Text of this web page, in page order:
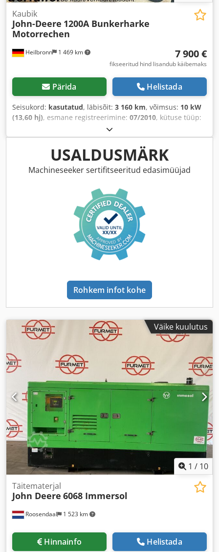
Heilbronn 1 469 km
Kaubik
John-Deere 1200A Bunkerharke
Motorrechen
7 900 €
fikseeritud hind lisandub käibemaks
Pärida Helistada
Seisukord: kasutatud, läbisõit: 3 160 km, võimsus: 10 kW
(13,60 hj), esmane registreerimine: 07/2010, kütuse tüüp:
, ülekande tüüp:
vedrustus:muu, istekohtade arv:1, töötunnid:3 160 h,
USALDUSMÄRK
Machineseeker sertifitseeritud edasimüüjad
Rohkem infot kohe
Väike kuulutus
1 / 10
Roosendaal 1 523 km
Täitematerjal
John Deere 6068 Immersol
Hinnainfo Helistada